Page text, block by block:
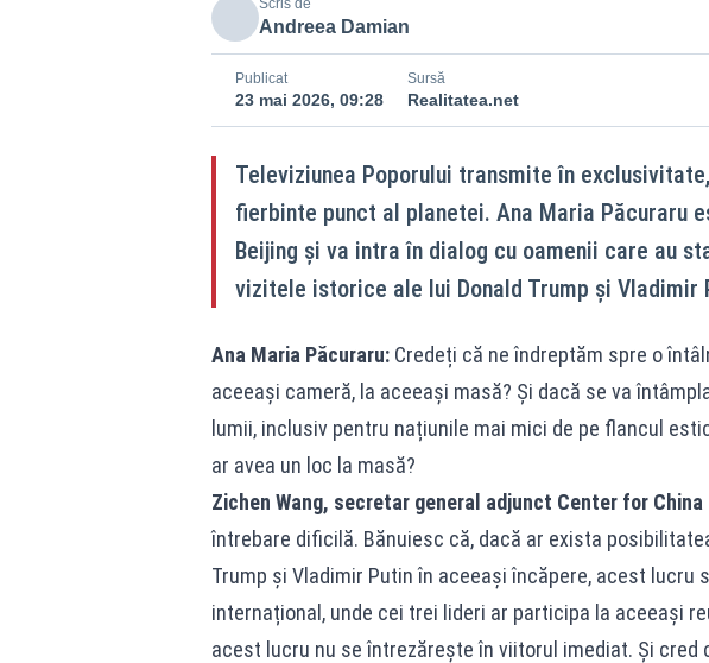
Scris de
Andreea Damian
Publicat
23 mai 2026, 09:28
Sursă
Realitatea.net
Televiziunea Poporului transmite în
fierbinte punct al planetei. Ana Maria Păcuraru
Beijing și va intra în dialog cu oamenii care au
vizitele istorice ale lui Donald Trump și Vladimir
Ana Maria Păcuraru:Credeți că ne îndreptăm spre o
aceeași cameră, la aceeași masă? Și dacă se va
lumii, inclusiv pentru națiunile mai mici de pe flancul
ar avea un loc la masă?
Zichen Wang, secretar general adjunct Center for
întrebare dificilă. Bănuiesc că, dacă ar exista
Trump și Vladimir Putin în aceeași încăpere, acest lucru
internațional, unde cei trei lideri ar participa la aceeași
acest lucru nu se întrezărește în viitorul imediat. Și